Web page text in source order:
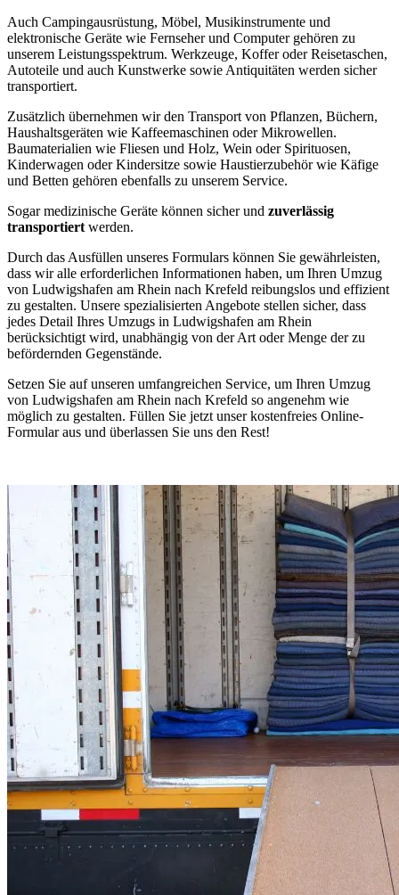
Auch Campingausrüstung, Möbel, Musikinstrumente und
elektronische Geräte wie Fernseher und Computer gehören zu
unserem Leistungsspektrum. Werkzeuge, Koffer oder Reisetaschen,
Autoteile und auch Kunstwerke sowie Antiquitäten werden sicher
transportiert.
Zusätzlich übernehmen wir den Transport von Pflanzen, Büchern,
Haushaltsgeräten wie Kaffeemaschinen oder Mikrowellen.
Baumaterialien wie Fliesen und Holz, Wein oder Spirituosen,
Kinderwagen oder Kindersitze sowie Haustierzubehör wie Käfige
und Betten gehören ebenfalls zu unserem Service.
Sogar medizinische Geräte können sicher und zuverlässig
transportiert werden.
Durch das Ausfüllen unseres Formulars können Sie gewährleisten,
dass wir alle erforderlichen Informationen haben, um Ihren Umzug
von Ludwigshafen am Rhein nach Krefeld reibungslos und effizient
zu gestalten. Unsere spezialisierten Angebote stellen sicher, dass
jedes Detail Ihres Umzugs in Ludwigshafen am Rhein
berücksichtigt wird, unabhängig von der Art oder Menge der zu
befördernden Gegenstände.
Setzen Sie auf unseren umfangreichen Service, um Ihren Umzug
von Ludwigshafen am Rhein nach Krefeld so angenehm wie
möglich zu gestalten. Füllen Sie jetzt unser kostenfreies Online-
Formular aus und überlassen Sie uns den Rest!